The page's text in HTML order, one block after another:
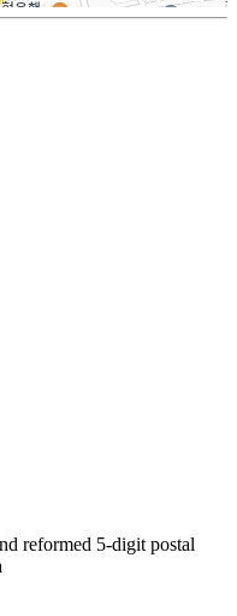
reformed 5-digit postal